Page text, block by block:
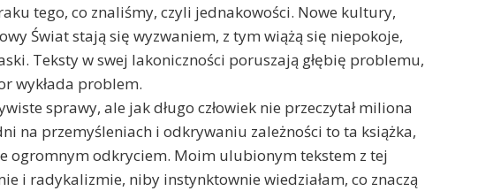
tego, co znaliśmy, czyli jednakowości. Nowe kultury,
Świat stają się wyzwaniem, z tym wiążą się niepokoje,
Teksty w swej lakoniczności poruszają głębię problemu,
wykłada problem.
sprawy, ale jak długo człowiek nie przeczytał miliona
na przemyśleniach i odkrywaniu zależności to ta książka,
ogromnym odkryciem. Moim ulubionym tekstem z tej
i radykalizmie, niby instynktownie wiedziałam, co znaczą